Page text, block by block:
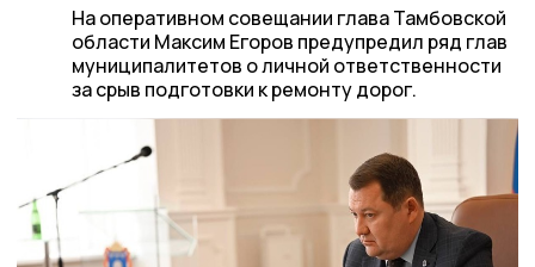
На оперативном совещании глава Тамбовской
области Максим Егоров предупредил ряд глав
муниципалитетов о личной ответственности
за срыв подготовки к ремонту дорог.